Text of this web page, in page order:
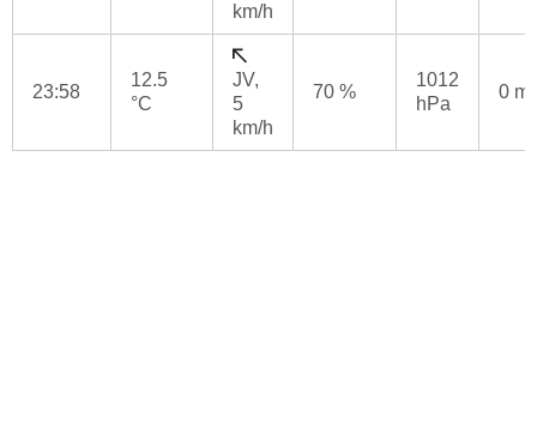
km/h
23:58
12.5
°C
JV,
5
km/h
70 %
1012
hPa
0